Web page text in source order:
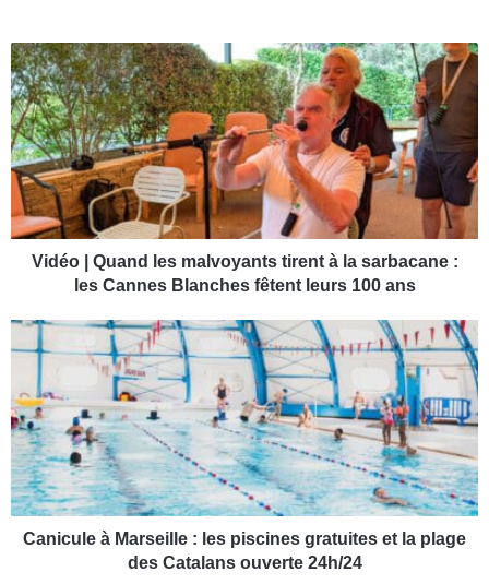
V
i
d
é
o
|
Q
u
a
e
s
a
l
v
o
y
a
Vidéo | Quand les malvoyants tirent à la sarbacane :
les Cannes Blanches fêtent leurs 100 ans
C
a
i
c
u
l
e
à
MCanicule à Marseille : les piscines gratuites et la plage
des Catalans ouverte 24h/24